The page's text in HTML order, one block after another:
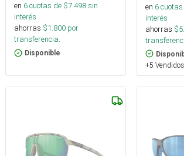
en 6cuotas de $7.498sin
interés
ahorras $1.800 por
transferencia.
Disponible
en 6
interés
ahorras $
+5 Vendidos